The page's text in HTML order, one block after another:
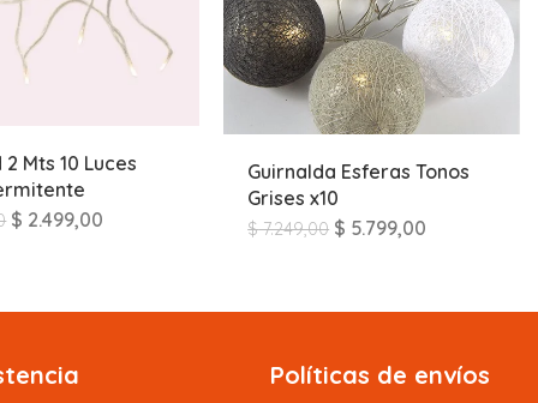
Mts 10 Luces
$ 2.499,00
Guirnalda Esferas Tonos
Grises x10
$7.249,00 $ 5.799,00
Políticas de envíos